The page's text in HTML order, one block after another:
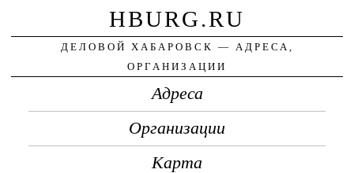
HBURG.RU
ДЕЛОВОЙ ХАБАРОВСК — АДРЕСА,
ОРГАНИЗАЦИИ
Адреса
Организации
Карта